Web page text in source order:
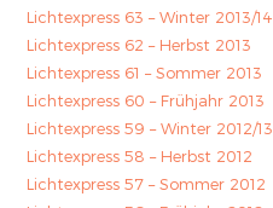
Lichtexpress 63 – Winter 2013/14
Lichtexpress 62 – Herbst 2013
Lichtexpress 61 – Sommer 2013
Lichtexpress 60 – Frühjahr 2013
Lichtexpress 59 – Winter 2012/13
Lichtexpress 58 – Herbst 2012
Lichtexpress 57 – Sommer 2012